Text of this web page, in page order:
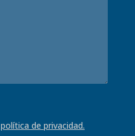
política de privacidad.